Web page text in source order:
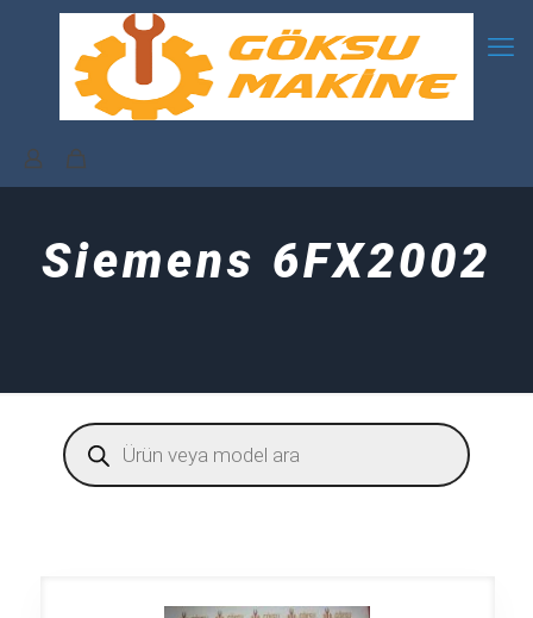
Siemens 6FX2002
Products
search